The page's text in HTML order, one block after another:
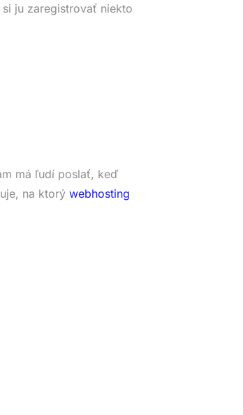
ju zaregistrovať niekto
má ľudí poslať, keď
na ktorý webhosting